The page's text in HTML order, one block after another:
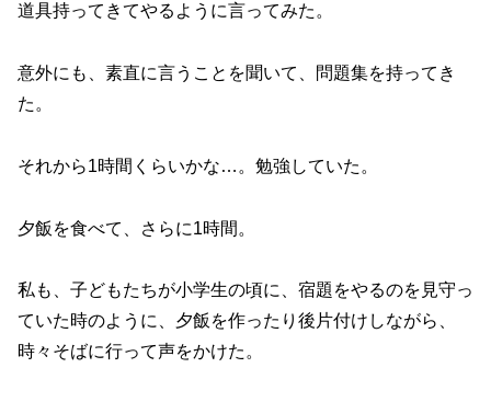
道具持ってきてやるように言ってみた。
意外にも、素直に言うことを聞いて、問題集を持ってき
た。
それから1時間くらいかな…。勉強していた。
夕飯を食べて、さらに1時間。
私も、子どもたちが小学生の頃に、宿題をやるのを見守っ
ていた時のように、夕飯を作ったり後片付けしながら、
時々そばに行って声をかけた。